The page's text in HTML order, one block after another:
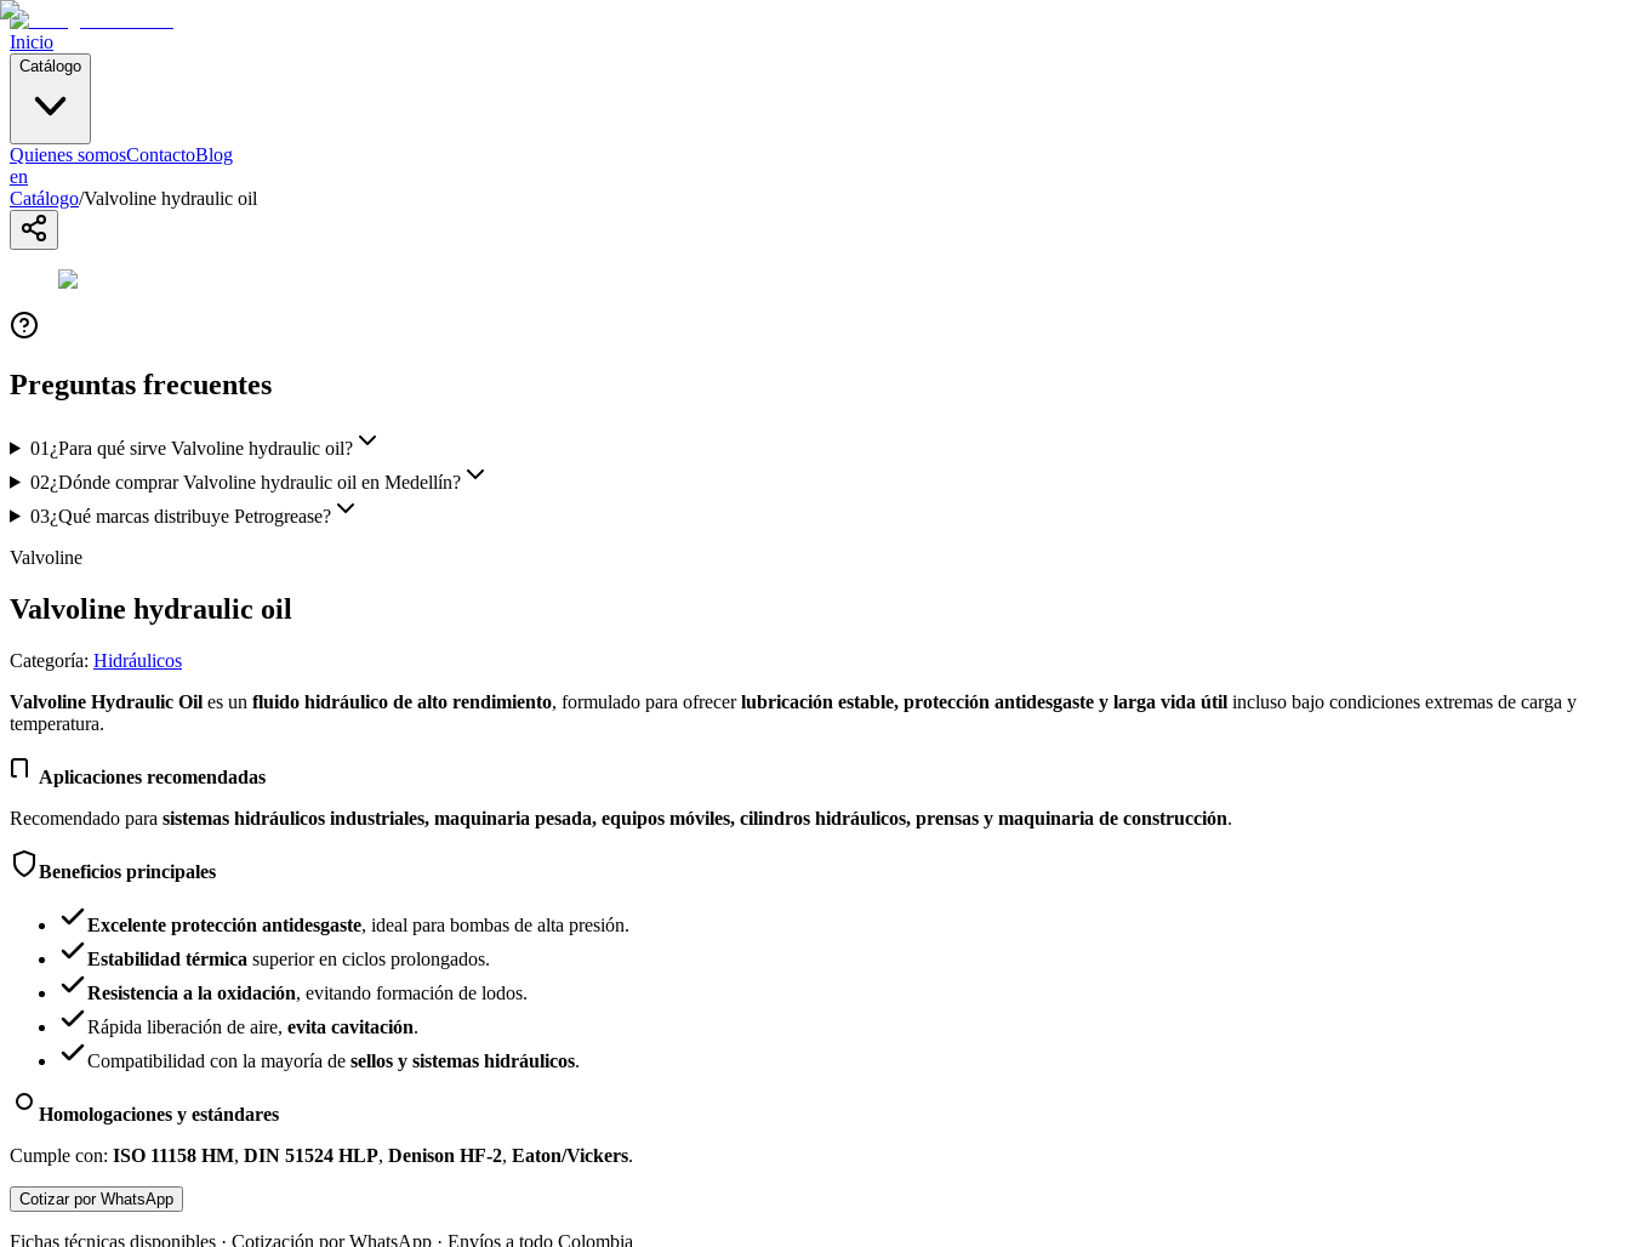
Inicio
Catálogo
Quienes somosContactoBlog
en
Catálogo/Valvoline hydraulic oil
Preguntas frecuentes
01 ¿Para qué sirve Valvoline hydraulic oil?
02¿Dónde comprar Valvoline hydraulic oil en Medellín?
03¿Qué marcas distribuye Petrogrease?
Valvoline
Valvoline hydraulic oil
Categoría: Hidráulicos
Valvoline Hydraulic Oil es un fluido hidráulico de alto rendimiento, formulado para ofrecerlubricación estable, protección antidesgaste y larga vida útil incluso bajo condiciones extremas de carga y
temperatura.
Aplicaciones recomendadas
Recomendado para sistemas hidráulicos industriales, maquinaria pesada, equipos móviles, cilindros hidráulicos, prensas y maquinaria de construcción.
Beneficios principales
Excelente protección antidesgaste, ideal para bombas de alta presión.
Estabilidad térmica superior en ciclos prolongados.
Resistencia a la oxidación, evitando formación de lodos.
Rápida liberación de aire, evita cavitación.
Compatibilidad con la mayoría de sellos y sistemas hidráulicos.
Homologaciones y estándares
Cumple con: ISO 11158 HM, DIN 51524 HLP, Denison HF-2, Eaton/Vickers.
Cotizar por WhatsApp
Fichas técnicas disponibles · Cotización por WhatsApp · Envíos a todo Colombia